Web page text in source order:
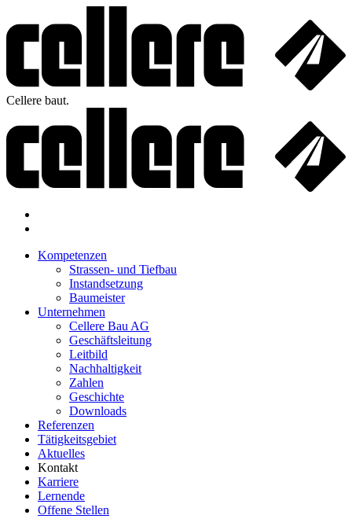
Cellere baut.
Kompetenzen
Strassen- und Tiefbau
Instandsetzung
Baumeister
Unternehmen
Cellere Bau AG
Geschäftsleitung
Leitbild
Nachhaltigkeit
Zahlen
Geschichte
Downloads
Referenzen
Tätigkeitsgebiet
Aktuelles
Kontakt
Karriere
Lernende
Offene Stellen